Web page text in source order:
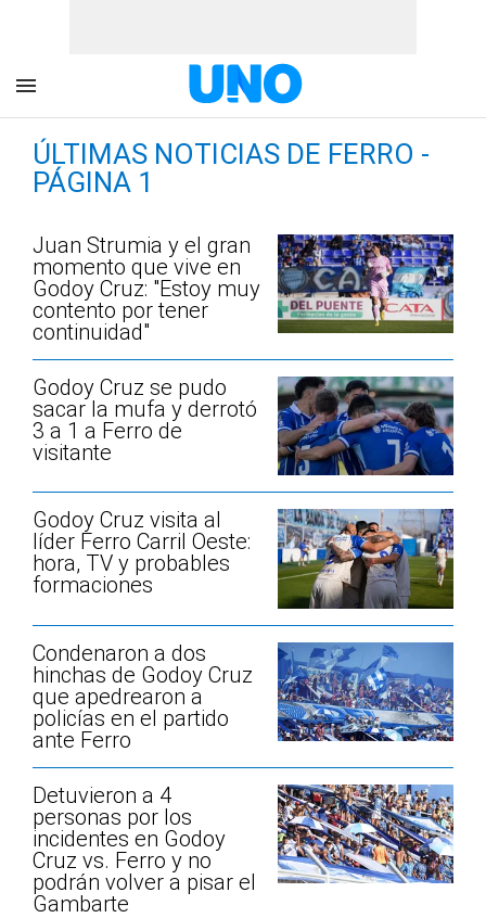
ÚLTIMAS NOTICIAS DE FERRO -
PÁGINA 1
Juan Strumia y el gran
momento que vive en
Godoy Cruz: "Estoy muy
contento por tener
continuidad"
Godoy Cruz se pudo
sacar la mufa y derrotó
3 a 1 a Ferro de
visitante
Godoy Cruz visita al
líder Ferro Carril Oeste:
hora, TV y probables
formaciones
Condenaron a dos
hinchas de Godoy Cruz
que apedrearon a
policías en el partido
ante Ferro
Detuvieron a 4
personas por los
incidentes en Godoy
Cruz vs. Ferro y no
podrán volver a pisar el
Gambarte